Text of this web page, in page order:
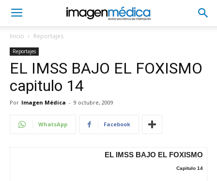
Inicio Reportajes
Reportajes
EL IMSS BAJO EL FOXISMO
capitulo 14
Por Imagen Médica - 9 octubre, 2009
WhatsApp Facebook
EL IMSS BAJO EL FOXISMO
Capitulo 14